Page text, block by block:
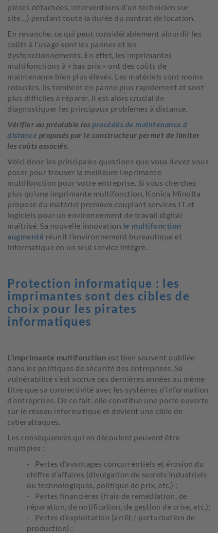
pièces détachées, interventions d’un technicien sur
site…) pendant toute la durée du contrat de location.
En revanche, ce qui peut considérablement alourdir les
coûts à l’usage sont les pannes et les
dysfonctionnements. En effet, les imprimantes
multifonctions à « bas prix » ont des coûts de
maintenance bien plus élevés. Les matériels sont moins
robustes, ils tombent en panne plus rapidement et sont
plus difficiles à réparer. Il est alors crucial de
diagnostiquer les principaux problèmes à distance.
Vérifier au préalable les procédés de maintenance à
distance proposés par le constructeur permet de limiter
les coûts associés.
Voici donc les principales questions que vous devez vous
poser pour trouver la meilleure imprimante
multifonction pour votre entreprise. Si vous cherchez
plus qu’une imprimante multifonction, Konica Minolta
propose du matériel premium couplant services IT et
logiciels pour un environnement de travail digital
maîtrisé. Sa nouvelle innovation le multifonction
augmenté réunit l’environnement bureautique et
informatique en un seul service intégré.
Protection informatique : les
imprimantes sont des cibles de
choix pour les pirates
informatiques
L’imprimante multifonction est bien souvent oubliée
dans les politiques de sécurité des entreprises, Sa
vulnérabilité s’est accrue ces dernières années au même
titre que sa connectivité avec les systèmes d’information
d’entreprises. De ce fait, elle constitue une porte ouverte
sur le réseau informatique et devient une cible de
cyberattaques.
Les conséquences qui en découlent peuvent être
multiples :
Pertes d’avantages concurrentiels et érosion du
chiffre d’affaires (divulgation de secrets industriels
ou technologiques, politique de prix, etc.) ;
Pertes financières (frais de remédiation, de
réparation, de notification, de gestion de crise, etc.);
Pertes d’exploitation (arrêt / perturbation de
production) ;